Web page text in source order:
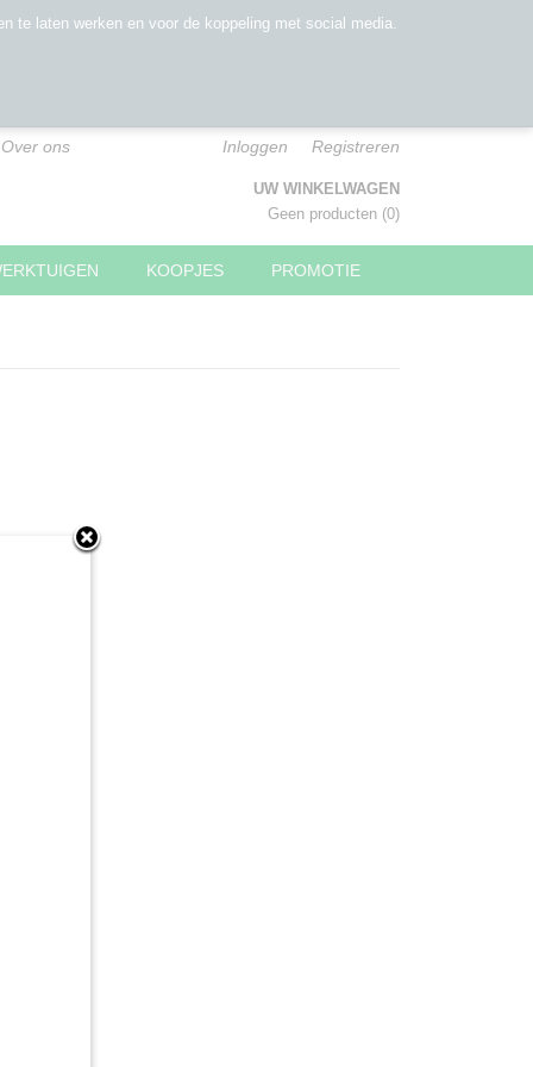
Over ons Inloggen Registreren
UW WINKELWAGEN
Geen producten (0)
KOOPJES PROMOTIE
te laten werken en voor de koppeling met social media.